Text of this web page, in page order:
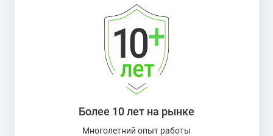
Более 10 лет на рынке
Многолетний опыт работы